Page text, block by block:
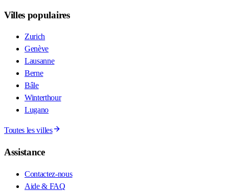
Villes populaires
Zurich
Genève
Lausanne
Berne
Bâle
Winterthour
Lugano
Toutes les villes
Assistance
Contactez-nous
Aide & FAQ